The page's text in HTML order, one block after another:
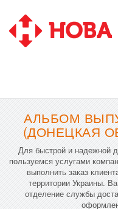
АЛЬБОМ
(ДОНЕЦКАЯ
Для быстрой и надежной
пользуемся услугами
выполнить заказ
территории Украины.
отделение службы